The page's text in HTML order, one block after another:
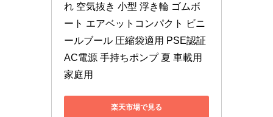
れ 空気抜き 小型 浮き輪 ゴムボ
ート エアベットコンパクト ビニ
ールブール 圧縮袋適用 PSE認証
AC電源 手持ちポンプ 夏 車載用
家庭用
楽天市場で見る